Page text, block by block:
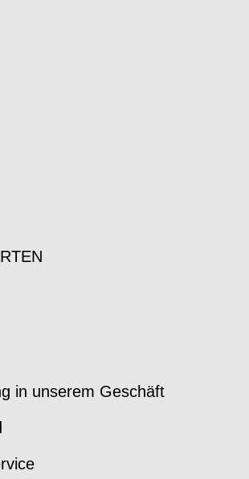
in unserem Geschäft